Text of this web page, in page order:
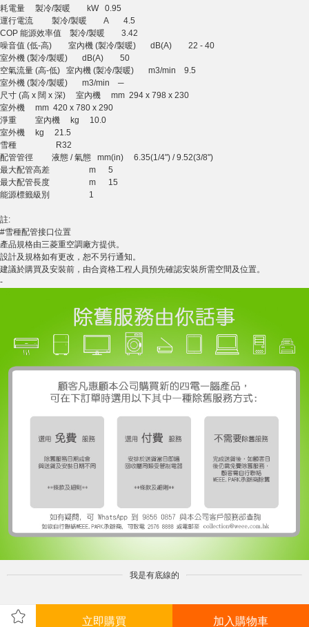
耗電量 製冷/製暖 kW 0.95
運行電流 製冷/製暖 A 4.5
COP 能源效率值 製冷/製暖 3.42
噪音值 (低-高) 室內機 (製冷/製暖) dB(A) 22 - 40
室外機 (製冷/製暖) dB(A) 50
空氣流量 (高-低) 室內機 (製冷/製暖) m3/min 9.5
室外機 (製冷/製暖) m3/min ─
尺寸 (高 x 闊 x 深) 室內機 mm 294 x 798 x 230
室外機 mm 420 x 780 x 290
淨重 室內機 kg 10.0
室外機 kg 21.5
雪種 R32
配管管徑 液態 / 氣態 mm(in) 6.35(1/4") / 9.52(3/8")
最大配管高差 m 5
最大配管長度 m 15
能源標籤級別 1
註:
#雪種配管接口位置
產品規格由三菱重空調廠方提供。
設計及規格如有更改，恕不另行通知。
建議於購買及安裝前，由合資格工程人員預先確認安裝所需空間及位置。
-
我是有底線的
立即購買 加入購物車